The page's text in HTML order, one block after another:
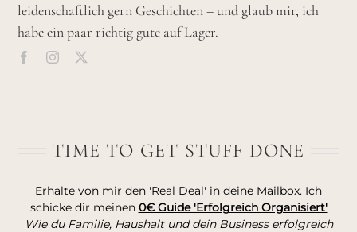
leidenschaftlich gern Geschichten – und glaub mir, ich
habe ein paar richtig gute auf Lager.
TIME TO GET STUFF DONE
Erhalte von mir den 'Real Deal' in deine Mailbox. Ich
schicke dir meinen 0€ Guide 'Erfolgreich Organisiert'
Wie du Familie, Haushalt und dein Business erfolgreich